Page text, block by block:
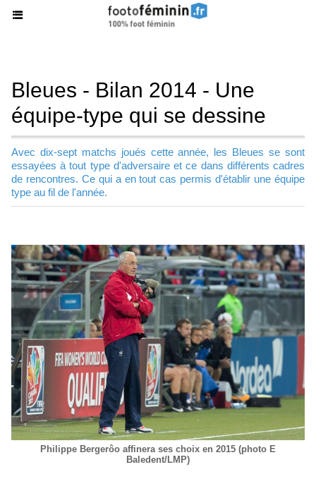
Bleues - Bilan 2014 - Une
équipe-type qui se dessine
Avec dix-sept matchs joués cette année, les Bleues se sont
essayées à tout type d'adversaire et ce dans différents cadres
de rencontres. Ce qui a en tout cas permis d'établir une équipe
type au fil de l'année.
Philippe Bergerôo affinera ses choix en 2015 (photo E
Baledent/LMP)